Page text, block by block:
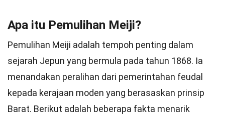
Apa itu Pemulihan Meiji?
Pemulihan Meiji adalah tempoh penting dalam
sejarah Jepun yang bermula pada tahun 1868. Ia
menandakan peralihan dari pemerintahan feudal
kepada kerajaan moden yang berasaskan prinsip
Barat. Berikut adalah beberapa fakta menarik